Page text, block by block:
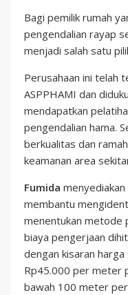
Bagi pemilik rumah
pengendalian rayap
menjadi salah satu
Perusahaan ini telah
ASPPHAMI dan
mendapatkan
pengendalian hama.
berkualitas dan
keamanan area
Fumida
membantu
menentukan metode
biaya pengerjaan
dengan kisaran
Rp45.000 per meter
bawah 100 meter